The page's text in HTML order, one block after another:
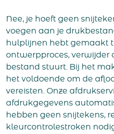
Nee, je hoeft geen
voegen aan je
hulplijnen hebt gemaakt
ontwerpproces, verwijder
bestand stuurt. Bij het
het voldoende om de
vereisten. Onze
afdrukgegevens
hebben geen snijtekens,
kleurcontrolestroken